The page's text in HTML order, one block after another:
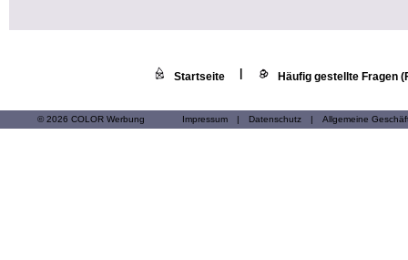
Startseite Häufig gestellte Fragen
© 2026 COLOR Werbung Impressum | Datenschutz | Allgemeine